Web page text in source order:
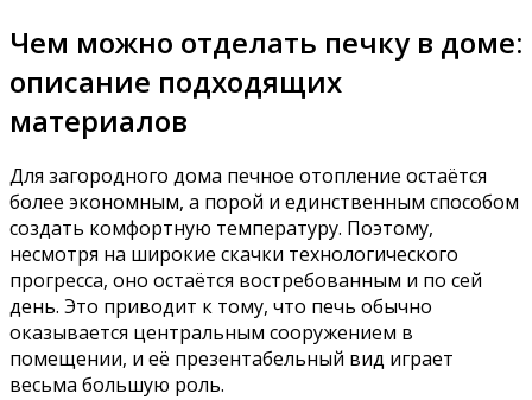
Чем можно отделать печку в доме:
описание подходящих
материалов
Для загородного дома печное отопление остаётся
более экономным, а порой и единственным способом
создать комфортную температуру. Поэтому,
несмотря на широкие скачки технологического
прогресса, оно остаётся востребованным и по сей
день. Это приводит к тому, что печь обычно
оказывается центральным сооружением в
помещении, и её презентабельный вид играет
весьма большую роль.